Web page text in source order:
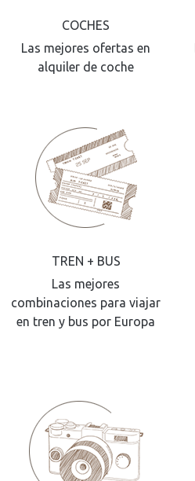
COCHES
Las mejores ofertas en
alquiler de coche
TREN + BUS
Las mejores
combinaciones para viajar
en tren y bus por Europa